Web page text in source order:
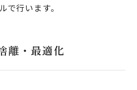
で行います。
離・最適化